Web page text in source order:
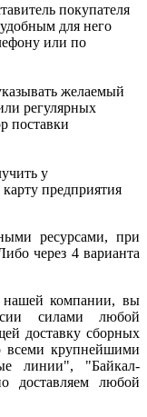
покупателя
для него
или по
желаемый
регулярных
поставки
у
предприятия
ресурсами, при
через 4 варианта
нашей компании, вы
силами любой
доставку сборных
всеми крупнейшими
линии", "Байкал-
любой